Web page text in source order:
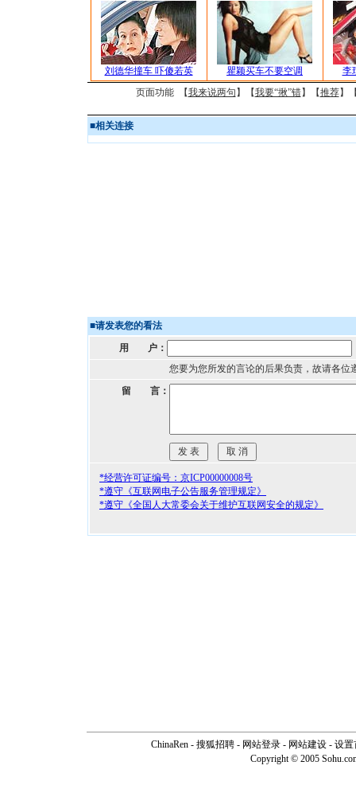
刘德华撞车 吓傻若英 瞿颖买车不要空调
李
页面功能 【我来说两句 】【我要“揪”错】【推荐】
■相关连接
■请发表您的看法
用 户：
您要为您所发的言论的后果负责，故请各位
留 言：
*经营许可证编号：京ICP00000008号
*遵守《互联网电子公告服务管理规定》
*遵守《全国人大常委会关于维护互联网安全的规定》
ChinaRen - 搜狐招聘 - 网站登录 - 网站建设 - 设置
Copyright © 2005